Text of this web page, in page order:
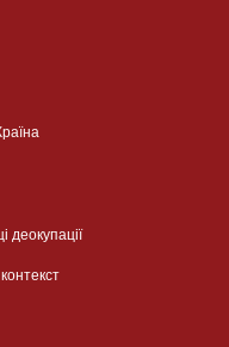
деокупації